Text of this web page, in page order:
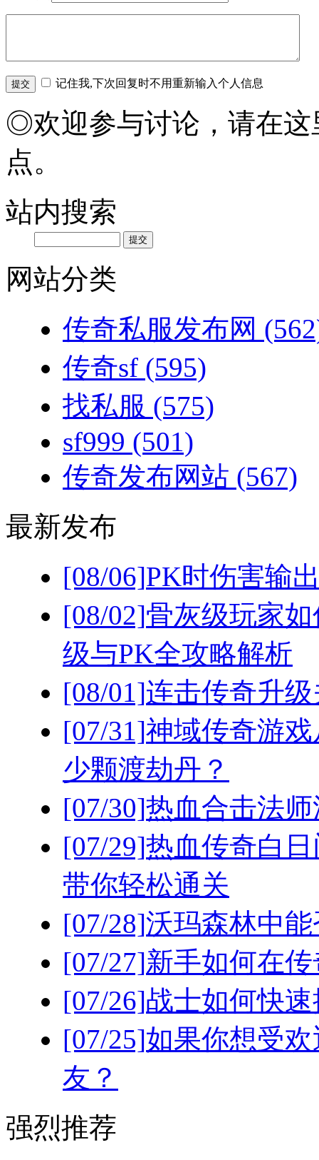
记住我,下次回复时不用重新输入个人信息
◎欢迎参与讨论，请在这
点。
站内搜索
网站分类
传奇私服发布网
传奇sf (595)
找私服 (575)
sf999 (501)
传奇发布网站 (567)
最新发布
[08/06]PK时伤害输
[08/02]骨灰级玩家
级与PK全攻略解析
[08/01]连击传奇升
[07/31]神域传奇游
少颗渡劫丹？
[07/30]热血合击法
[07/29]热血传奇白
带你轻松通关
[07/28]沃玛森林中
[07/27]新手如何在
[07/26]战士如何快
[07/25]如果你想受
友？
强烈推荐